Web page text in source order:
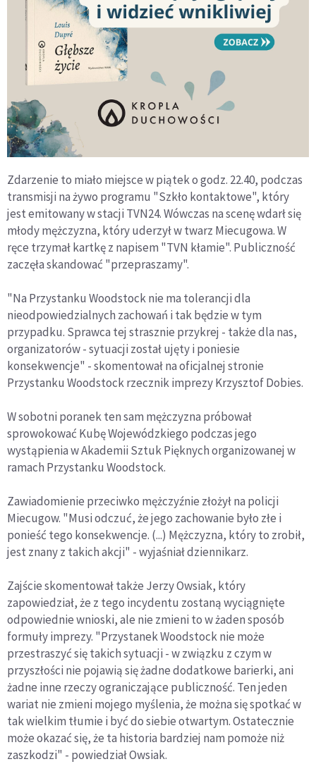
Zdarzenie to miało miejsce w piątek o godz. 22.40, podczas
transmisji na żywo programu "Szkło kontaktowe", który
jest emitowany w stacji TVN24. Wówczas na scenę wdarł się
młody mężczyzna, który uderzył w twarz Miecugowa. W
ręce trzymał kartkę z napisem "TVN kłamie". Publiczność
zaczęła skandować "przepraszamy".
"Na Przystanku Woodstock nie ma tolerancji dla
nieodpowiedzialnych zachowań i tak będzie w tym
przypadku. Sprawca tej strasznie przykrej - także dla nas,
organizatorów - sytuacji został ujęty i poniesie
konsekwencje" - skomentował na oficjalnej stronie
Przystanku Woodstock rzecznik imprezy Krzysztof Dobies.
W sobotni poranek ten sam mężczyzna próbował
sprowokować Kubę Wojewódzkiego podczas jego
wystąpienia w Akademii Sztuk Pięknych organizowanej w
ramach Przystanku Woodstock.
Zawiadomienie przeciwko mężczyźnie złożył na policji
Miecugow. "Musi odczuć, że jego zachowanie było złe i
ponieść tego konsekwencje. (...) Mężczyzna, który to zrobił,
jest znany z takich akcji" - wyjaśniał dziennikarz.
Zajście skomentował także Jerzy Owsiak, który
zapowiedział, że z tego incydentu zostaną wyciągnięte
odpowiednie wnioski, ale nie zmieni to w żaden sposób
formuły imprezy. "Przystanek Woodstock nie może
przestraszyć się takich sytuacji - w związku z czym w
przyszłości nie pojawią się żadne dodatkowe barierki, ani
żadne inne rzeczy ograniczające publiczność. Ten jeden
wariat nie zmieni mojego myślenia, że można się spotkać w
tak wielkim tłumie i być do siebie otwartym. Ostatecznie
może okazać się, że ta historia bardziej nam pomoże niż
zaszkodzi" - powiedział Owsiak.